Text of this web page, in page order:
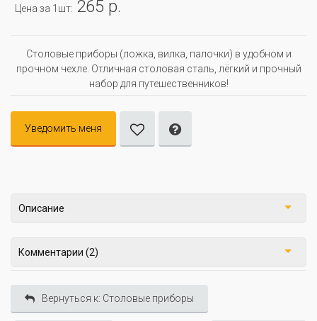
Цена за 1шт: 265 р.
Столовые приборы (ложка, вилка, палочки) в удобном и
прочном чехле. Отличная столовая сталь, лёгкий и прочный
набор для путешественников!
Уведомить меня
Описание
Комментарии (2)
Вернуться к: Столовые приборы